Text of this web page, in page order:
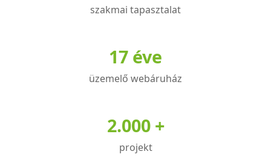
szakmai tapasztalat
17 éve
üzemelő webáruház
2.000 +
projekt